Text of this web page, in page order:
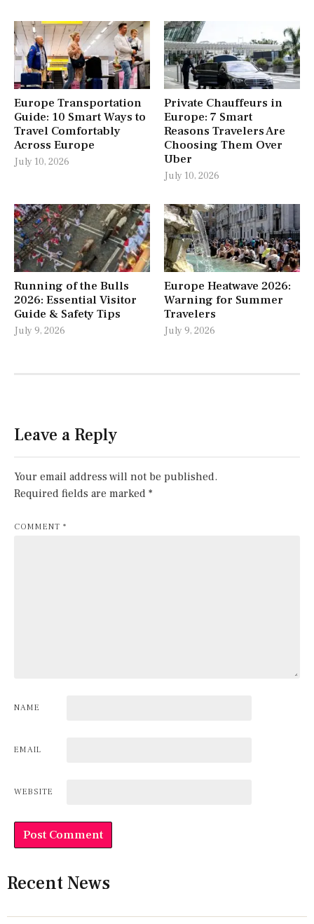
Europe Transportation
Guide: 10 Smart Ways to
Travel Comfortably
Across Europe
July 10, 2026
Private Chauffeurs in
Europe: 7 Smart
Reasons Travelers Are
Choosing Them Over
Uber
July 10, 2026
Running of the Bulls
2026: Essential Visitor
Guide & Safety Tips
July 9, 2026
Europe Heatwave 2026:
Warning for Summer
Travelers
July 9, 2026
Leave a Reply
Your email address will not be published.
Required fields are marked *
COMMENT *
NAME
EMAIL
WEBSITE
Recent News